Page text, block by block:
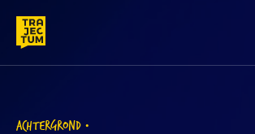
content
ACHTERGROND